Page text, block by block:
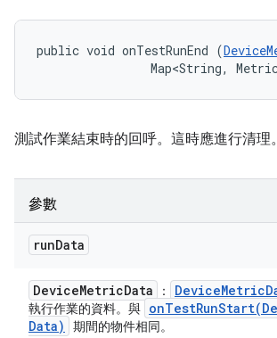
public void onTestRunEnd (
Map<String,
測試作業結束時的回呼。這時應進行清理。
參數
runData
DeviceMetricData ： DeviceMetric
執行作業的資料。與 onTestRunStart(
Data)
期間的物件相同。